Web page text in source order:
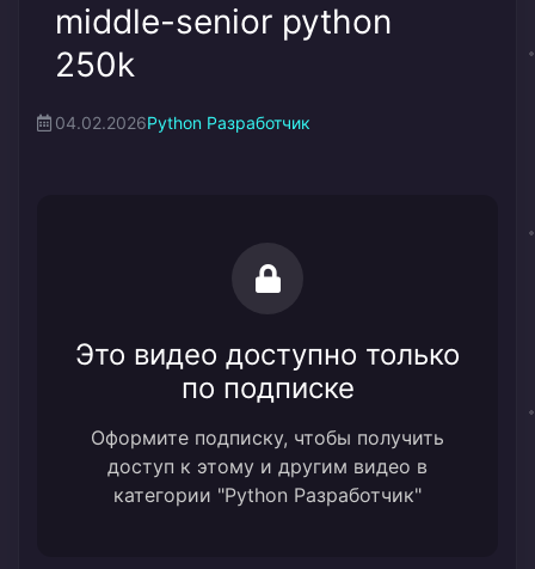
middle-senior python
250k
04.02.2026Python Разработчик
Это видео доступно только
по подписке
Оформите подписку, чтобы получить
доступ к этому и другим видео в
категории "Python Разработчик"